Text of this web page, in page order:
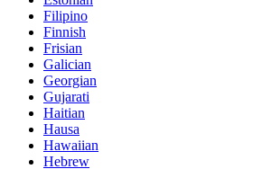
Filipino
Finnish
Frisian
Galician
Georgian
Gujarati
Haitian
Hausa
Hawaiian
Hebrew